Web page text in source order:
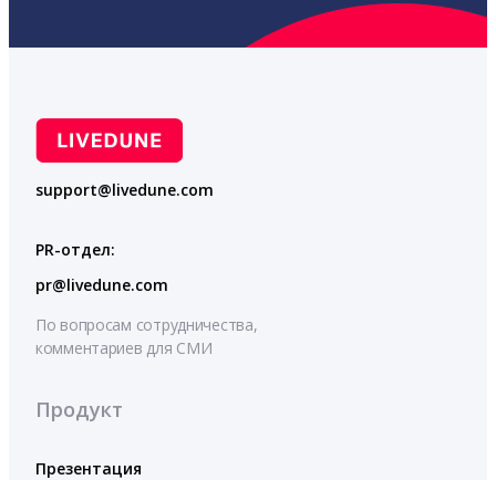
support@livedune.com
PR-отдел:
pr@livedune.com
По вопросам сотрудничества,
комментариев для СМИ
Продукт
Презентация